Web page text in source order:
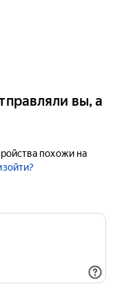
вы, а
похожи на